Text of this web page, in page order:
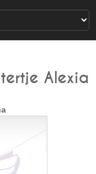
Alexia